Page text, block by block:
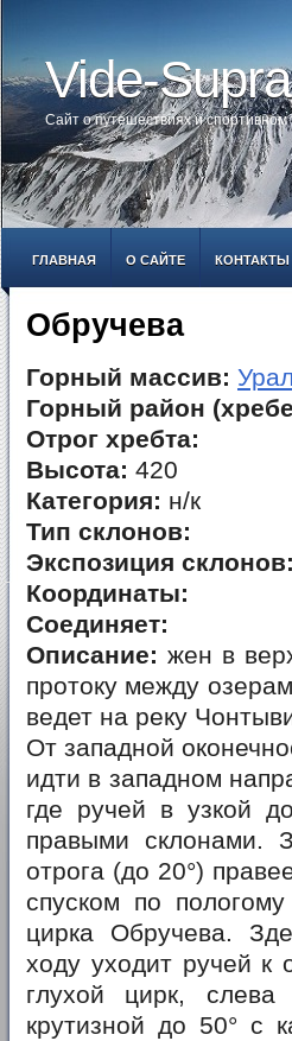
Vide-
Сайт о путешествиях и спортивном
ГЛАВНАЯ О САЙТЕ КОНТАКТЫ
Обручева
Горный массив: Урал
Горный район
Отрог хребта:
Высота: 420
Категория: н/к
Тип склонов:
Экспозиция склонов:
Координаты:
Соединяет:
Описание: жен в
протоку между
ведет на реку
От западной
идти в западном
где ручей в узкой
правыми склонами.
отрога (до 20°)
спуском по
цирка Обручева.
ходу уходит ручей к
глухой цирк,
крутизной до 50° с